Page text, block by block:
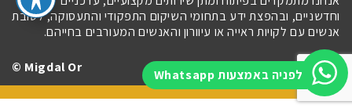
לפניה באמצעות Whatsapp
וחדשניים, ובהפצת ידע בתחומי השיקום התפקודי והתעסוקה, לטובת
אנשים עם לקויות ראייה או עיוורון והאנשים המעורבים בחייהם.
Imaginet
Migdal Or ©